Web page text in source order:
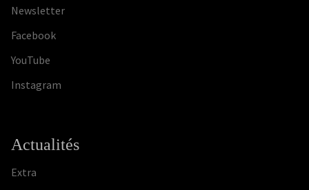
LE GUÉ SEMAINE D'ÉTÉ
NOËL GOSPEL
Actualités
Extra
Newsletter
Facebook
YouTube
Instagram